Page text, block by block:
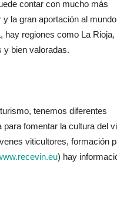
contar con mucho más
la gran aportación al
hay regiones como La Rioja,
y bien valoradas.
tenemos diferentes
fomentar la cultura del
viticultores, formación
) hay